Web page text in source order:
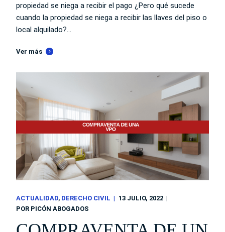
propiedad se niega a recibir el pago ¿Pero qué sucede
cuando la propiedad se niega a recibir las llaves del piso o
local alquilado?...
Ver más
ACTUALIDAD DERECHO CIVIL
13 JULIO, 2022
POR PICÓN ABOGADOS